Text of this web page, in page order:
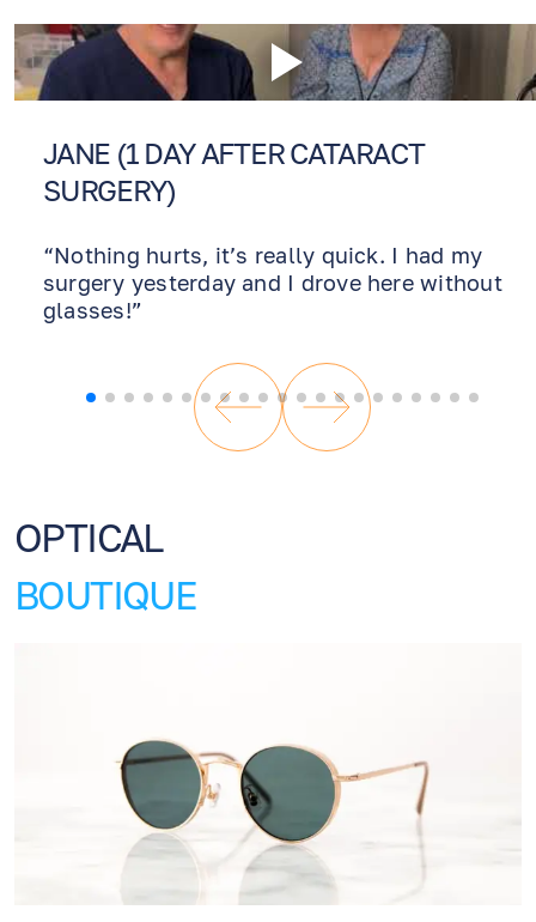
JANE (1 DAY AFTER CATARACT
SURGERY)
“Nothing hurts, it’s really quick. I had my
surgery yesterday and I drove here without
glasses!”
OPTICAL
BOUTIQUE